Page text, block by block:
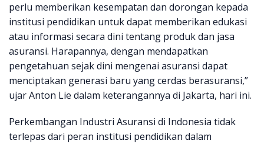
perlu memberikan kesempatan dan dorongan kepada
institusi pendidikan untuk dapat memberikan edukasi
atau informasi secara dini tentang produk dan jasa
asuransi. Harapannya, dengan mendapatkan
pengetahuan sejak dini mengenai asuransi dapat
menciptakan generasi baru yang cerdas berasuransi,”
ujar Anton Lie dalam keterangannya di Jakarta, hari ini.
Perkembangan Industri Asuransi di Indonesia tidak
terlepas dari peran institusi pendidikan dalam